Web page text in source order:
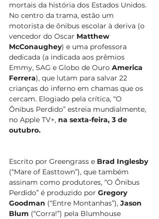
mortais da história dos Estados Unidos.
No centro da trama, estão um
motorista de ônibus escolar à deriva (o
vencedor do Oscar Matthew
McConaughey) e uma professora
dedicada (a indicada aos prêmios
Emmy, SAG e Globo de Ouro America
Ferrera), que lutam para salvar 22
crianças do inferno em chamas que os
cercam. Elogiado pela crítica, “O
Ônibus Perdido” estreia mundialmente,
no Apple TV+, na sexta-feira, 3 de
outubro.
Escrito por Greengrass e Brad Inglesby
(“Mare of Easttown”), que também
assinam como produtores, “O Ônibus
Perdido” é produzido por Gregory
Goodman (“Entre Montanhas”), Jason
Blum (“Corra!”) pela Blumhouse